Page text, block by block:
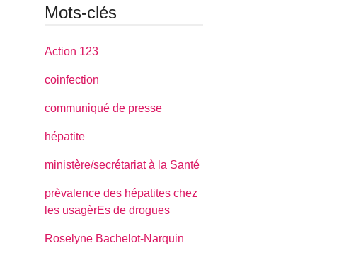
Mots-clés
Action 123
coinfection
communiqué de presse
hépatite
ministère/secrétariat à la Santé
prèvalence des hépatites chez
les usagèrEs de drogues
Roselyne Bachelot-Narquin